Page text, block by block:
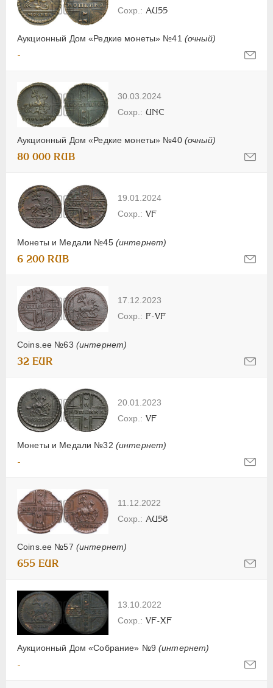
Аукционный Дом «Редкие монеты» №41 (очный)
AU55
-
30.03.2024
Аукционный Дом «Редкие монеты» №40 (очный)
UNC
80 000 RUB
19.01.2024
Монеты и Медали №45 (интернет)
VF
6 200 RUB
17.12.2023
Coins.ee №63 (интернет)
F-VF
32 EUR
20.01.2023
Монеты и Медали №32 (интернет)
VF
-
11.12.2022
Coins.ee №57 (интернет)
AU58
655 EUR
13.10.2022
Аукционный Дом «Собрание» №9(интернет)
VF-XF
-